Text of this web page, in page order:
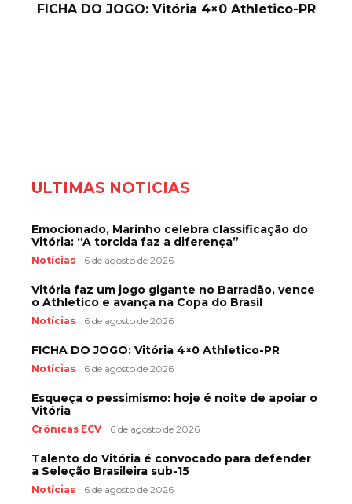
FICHA DO JOGO: Vitória 4×0 Athletico-PR
ÚLTIMAS NOTÍCIAS
Emocionado, Marinho celebra classificação do
Vitória: “A torcida faz a diferença”
Notícias 6 de agosto de 2026
Vitória faz um jogo gigante no Barradão, vence
o Athletico e avança na Copa do Brasil
Notícias 6 de agosto de 2026
FICHA DO JOGO: Vitória 4×0 Athletico-PR
Notícias 6 de agosto de 2026
Esqueça o pessimismo: hoje é noite de apoiar o
Vitória
Crônicas ECV 6 de agosto de 2026
Talento do Vitória é convocado para defender
a Seleção Brasileira sub-15
Notícias 6 de agosto de 2026